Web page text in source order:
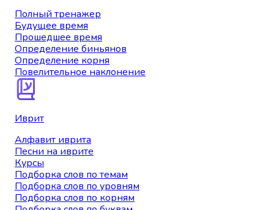
Полный тренажер
Будущее время
Прошедшее время
Определение биньянов
Определение корня
Повелительное наклонение
Иврит
Алфавит иврита
Песни на иврите
Курсы
Подборка слов по темам
Подборка слов по уровням
Подборка слов по корням